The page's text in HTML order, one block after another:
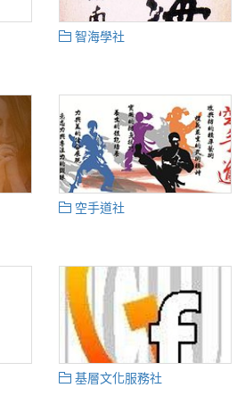
智海學社
空手道社
基層文化服務社